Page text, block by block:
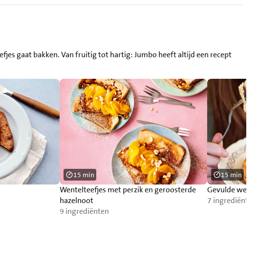
gaat bakken. Van fruitig tot hartig: Jumbo heeft altijd een recept
Wentelteefjes met perzik en geroosterde
hazelnoot
9 ingrediënten
15 min
Gevulde
7 ingrediënten
15 min